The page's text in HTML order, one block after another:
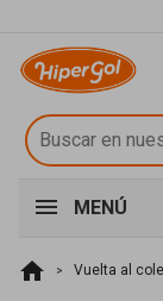
MENÚ
home Vuelta al cole